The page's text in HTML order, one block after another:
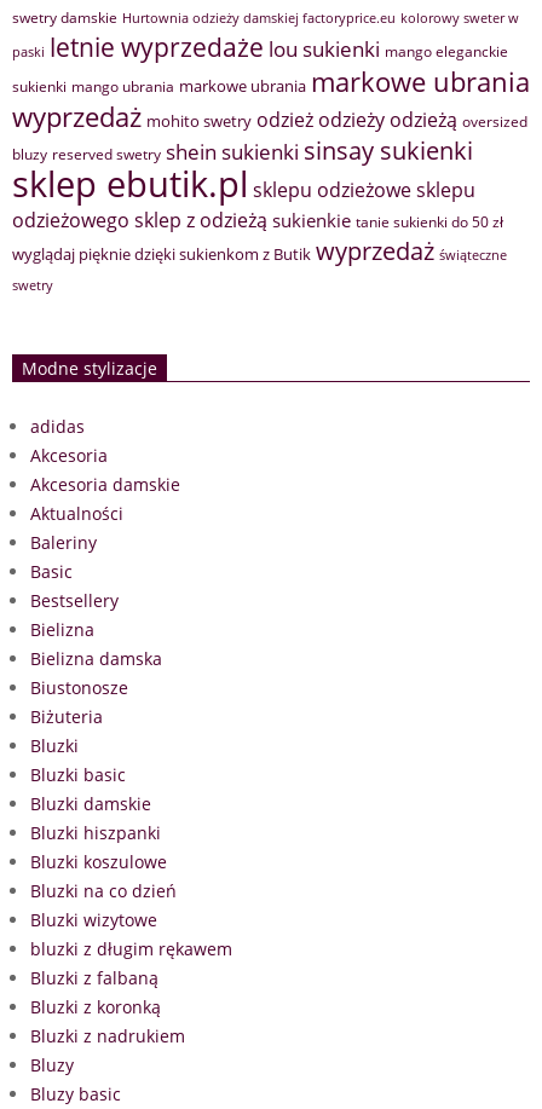
swetry damskie Hurtownia odzieży damskiej factoryprice.eu kolorowy sweter w
paski letnie wyprzedaże lou sukienki mango eleganckie
sukienki mango ubrania markowe ubrania markowe ubrania
wyprzedaż mohito swetry odzież odzieży odzieżą oversized
bluzy reserved swetry shein sukienki sinsay sukienki
sklep ebutik.pl sklepu odzieżowesklepu
odzieżowego sklep z odzieżą sukienkie tanie sukienki do 50 zł
wyglądaj pięknie dzięki sukienkom z Butik wyprzedaż świąteczne
swetry
Modne stylizacje
adidas
Akcesoria
Akcesoria damskie
Aktualności
Baleriny
Basic
Bestsellery
Bielizna
Bielizna damska
Biustonosze
Biżuteria
Bluzki
Bluzki basic
Bluzki damskie
Bluzki hiszpanki
Bluzki koszulowe
Bluzki na co dzień
Bluzki wizytowe
bluzki z długim rękawem
Bluzki z falbaną
Bluzki z koronką
Bluzki z nadrukiem
Bluzy
Bluzy basic